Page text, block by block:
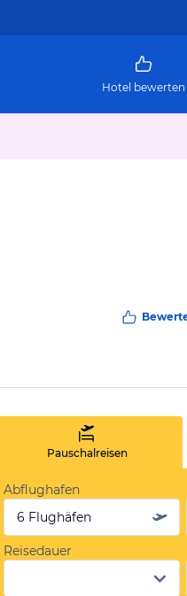
Hotel bewerten
Pauschalreisen
Abflughafen
6 Flughäfen
Reisedauer